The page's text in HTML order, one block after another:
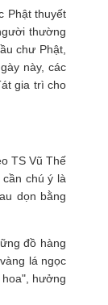
Phật thuyết
thường
chư Phật,
này, các
gia trì cho
TS Vũ Thế
chú ý là
dọn bằng
đồ hàng
lá ngọc
hưởng